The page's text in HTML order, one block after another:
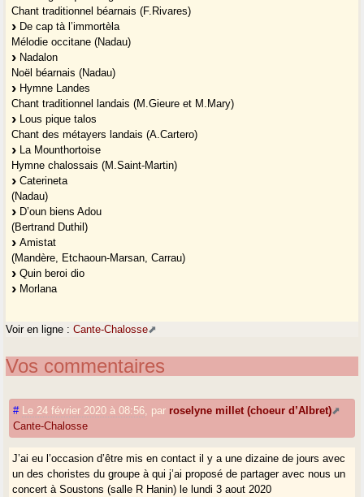
Chant traditionnel béarnais (F.Rivares)
De cap tà l’immortèla
Mélodie occitane (Nadau)
Nadalon
Noël béarnais (Nadau)
Hymne Landes
Chant traditionnel landais (M.Gieure et M.Mary)
Lous pique talos
Chant des métayers landais (A.Cartero)
La Mounthortoise
Hymne chalossais (M.Saint-Martin)
Caterineta
(Nadau)
D’oun biens Adou
(Bertrand Duthil)
Amistat
(Mandère, Etchaoun-Marsan, Carrau)
Quin beroi dio
Morlana
Voir en ligne :Cante-Chalosse
Vos commentaires
# Le 24 février 2020 à 08:56 par roselyne millet (choeur d’Albret)
Cante-Chalosse
J’ai eu l’occasion d’être mis en contact il y a une dizaine de jours avec
un des choristes du groupe à qui j’ai proposé de partager avec nous un
concert à Soustons (salle R Hanin) le lundi 3 aout 2020